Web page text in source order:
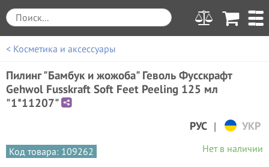
< Косметика и аксессуары
Пилинг "Бамбук и жожоба" Геволь Фусскрафт
Gehwol Fusskraft Soft Feet Peeling 125 мл
"1*11207"
РУС | УКР
Код товара: 109262 Нет в наличии